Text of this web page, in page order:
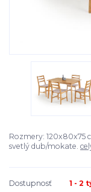
Rozmery: 120x80x75
svetlý dub/mokate.
Dostupnosť 1 - 2